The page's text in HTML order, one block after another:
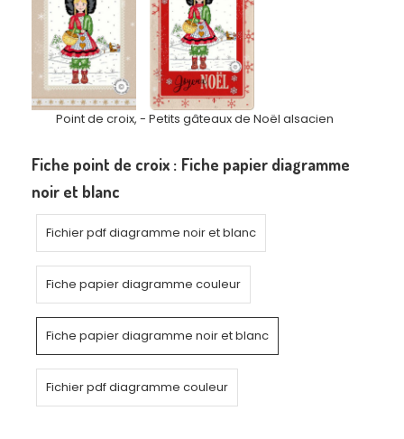
Point de croix, - Petits gâteaux de Noël alsacien
Fiche point de croix : Fiche papier diagramme
noir et blanc
Fichier pdf diagramme noir et blanc
Fiche papier diagramme couleur
Fiche papier diagramme noir et blanc
Fichier pdf diagramme couleur